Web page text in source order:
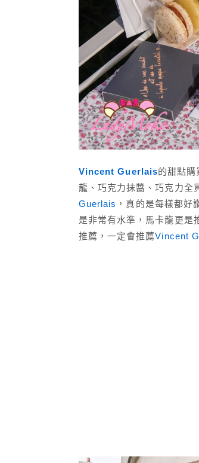
Vincent Guerlais的甜點購
龍、巧克力抹醬、巧克力全
Guerlais ，真的是每樣都好
是非常有水準，馬卡龍更是
推薦，一定會推薦Vincent